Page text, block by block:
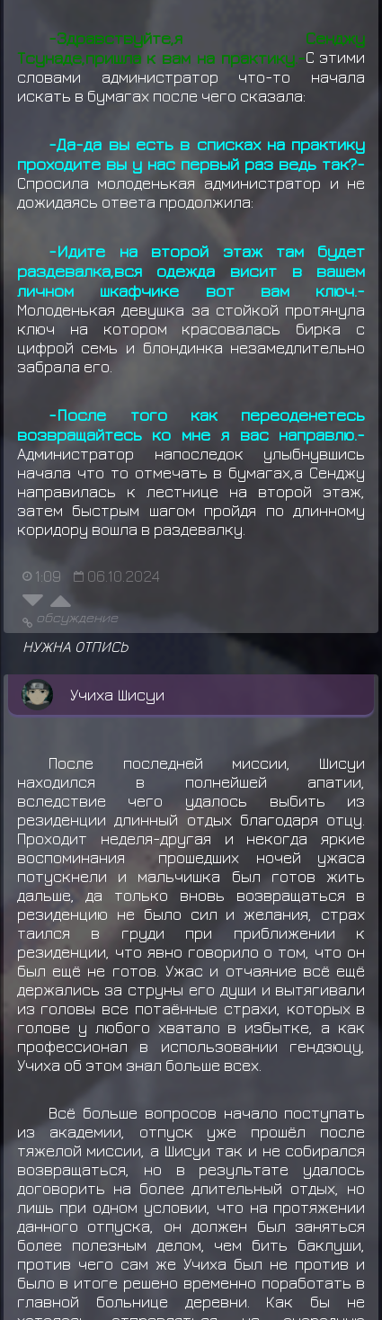
-Здравствуйте,я Сенджу
Тсунаде,пришла к вам на практику.-С этими
словами администратор что-то начала
искать в бумагах после чего сказала:
-Да-да вы есть в списках на практику
проходите вы у нас первый раз ведь так?-
Спросила молоденькая администратор и не
дожидаясь ответа продолжила:
-Идите на второй этаж там будет
раздевалка,вся одежда висит в вашем
личном шкафчике вот вам ключ.-
Молоденькая девушка за стойкой протянула
ключ на котором красовалась бирка с
цифрой семь и блондинка незамедлительно
забрала его.
-После того как переоденетесь
возвращайтесь ко мне я вас направлю.-
Администратор напоследок улыбнувшись
начала что то отмечать в бумагах,а Сенджу
направилась к лестнице на второй этаж,
затем быстрым шагом пройдя по длинному
коридору вошла в раздевалку.
1:09 06.10.2024
обсуждение
НУЖНА ОТПИСЬ
Учиха Шисуи
После последней миссии, Шисуи
находился в полнейшей апатии,
вследствие чего удалось выбить из
резиденции длинный отдых благодаря отцу.
Проходит неделя-другая и некогда яркие
воспоминания прошедших ночей ужаса
потускнели и мальчишка был готов жить
дальше, да только вновь возвращаться в
резиденцию не было сил и желания, страх
таился в груди при приближении к
резиденции, что явно говорило о том, что он
был ещё не готов. Ужас и отчаяние всё ещё
держались за струны его души и вытягивали
из головы все потаённые страхи, которых в
голове у любого хватало в избытке, а как
профессионал в использовании гендзюцу,
Учиха об этом знал больше всех.
Всё больше вопросов начало поступать
из академии, отпуск уже прошёл после
тяжелой миссии, а Шисуи так и не собирался
возвращаться, но в результате удалось
договорить на более длительный отдых, но
лишь при одном условии, что на протяжении
данного отпуска, он должен был заняться
более полезным делом, чем бить баклуши,
против чего сам же Учиха был не против и
было в итоге решено временно поработать в
главной больнице деревни. Как бы не